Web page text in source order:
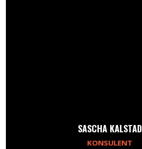
​SASCHA KALSTAD
KONSULENT